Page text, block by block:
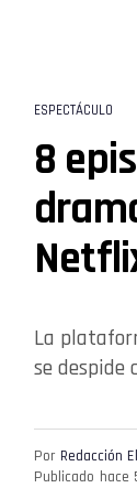
ESPECTÁCULO
8
La
se despide
Por Redacción
Publicado hace